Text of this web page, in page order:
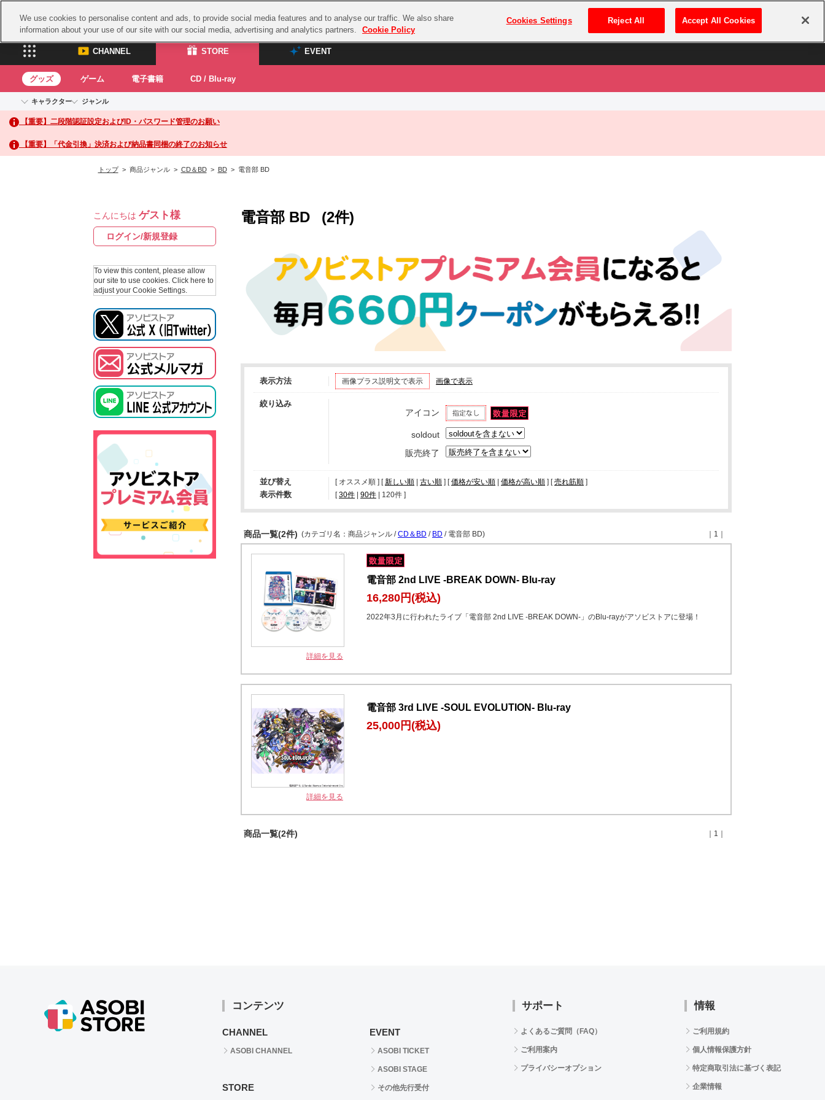
プレミアム会員とは ログイン・新規登録
CHANNEL STORE EVENT
CHANNEL
ASOBI CHANNEL TOP
STORE
ASOBI STORE TOP
グッズ
CD / Blu-ray
EVENT
ASOBI STAGE
グッズ ゲーム 電子書籍 CD / Blu-ray
キャラクター
アイドルマスターシリーズ
アイドルマスター
アイドルマスター シンデレラガールズ
アイドルマスター ミリオンライブ！
プロジェクトアイマス ヴイアライヴ
テイルズ オブ シリーズ
スサノオマジック
ドラゴンボール
ラブライブ！サンシャイン‼
ジャンル
イベントグッズ
トイ・ホビー
【重要】二段階認証設定およびID・パスワード管理のお願い
【重要】「代金引換」決済および納品書同梱の終了のお知らせ
トップ> 商品ジャンル > CD＆BD> BD> 電音部 BD
こんにちは ゲスト様
ログイン/新規登録
To view this content, please allow
our site to use cookies. Click here to
adjust your Cookie Settings.
電音部 BD (2件)
表示方法 画像プラス説明文で表示 画像で表示
絞り込み
アイコン
soldout
販売終了
並び替え [ オススメ順 ] [新しい順 | 古い順 ] [価格が安い順 | 価格が高い順 ] [売れ筋順 ]
表示件数 [ 30件 | 90件 | 120件 ]
商品一覧(2件) ｜1｜
(カテゴリ名：商品ジャンル /CD＆BD / BD / 電音部 BD)
詳細を見る
電音部 2nd LIVE -BREAK DOWN- Blu-ray
16,280円(税込)
2022年3月に行われたライブ「電音部 2nd LIVE -BREAK DOWN-」のBlu-rayがアソビストアに登場！
詳細を見る
電音部 3rd LIVE -SOUL EVOLUTION- Blu-ray
25,000円(税込)
商品一覧(2件) ｜1｜
コンテンツ
CHANNEL
ASOBI CHANNEL
STORE
EVENT
ASOBI TICKET
ASOBI STAGE
その他先行受付
サポート
よくあるご質問（FAQ）
ご利用案内
プライバシーオプション
情報
ご利用規約
個人情報保護方針
特定商取引法に基づく表記
企業情報
We use cookies to personalise content and ads, to provide social media features and to analyse our traffic. We also share
information about your use of our site with our social media, advertising and analytics partners.
Cookie Policy
Cookies Settings Reject All Accept All Cookies